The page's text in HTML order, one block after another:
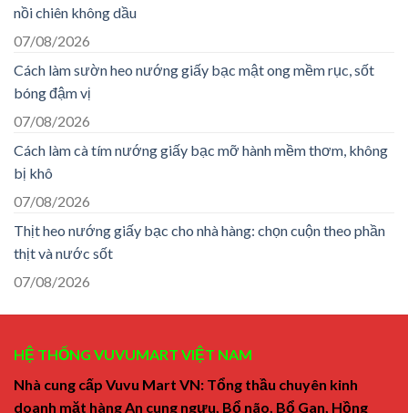
nồi chiên không dầu
07/08/2026
Cách làm sườn heo nướng giấy bạc mật ong mềm rục, sốt
bóng đậm vị
07/08/2026
Cách làm cà tím nướng giấy bạc mỡ hành mềm thơm, không
bị khô
07/08/2026
Thịt heo nướng giấy bạc cho nhà hàng: chọn cuộn theo phần
thịt và nước sốt
07/08/2026
HỆ THỐNG VUVUMART VIỆT NAM
Nhà cung cấp Vuvu Mart VN: Tổng thầu chuyên kinh
doanh mặt hàng An cung ngưu, Bổ não, Bổ Gan, Hồng